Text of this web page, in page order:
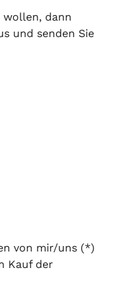
wollen, dann
und senden Sie
von mir/uns (*)
Kauf der